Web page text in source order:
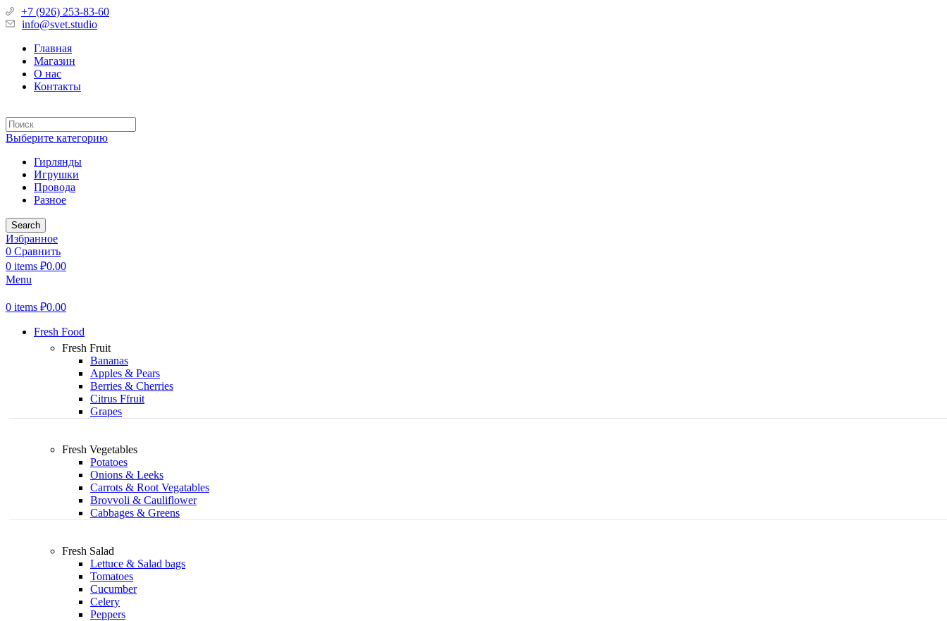
+7 (926) 253-83-60
info@svet.studio
Главная
Магазин
О нас
Контакты
Выберите категорию
Гирлянды
Игрушки
Провода
Разное
Search
Избранное
0 Сравнить
0 items ₽0.00
Menu
0 items ₽0.00
Fresh Food
Fresh Fruit
Bananas
Apples & Pears
Berries & Cherries
Citrus Ffruit
Grapes
Fresh Vegetables
Potatoes
Onions & Leeks
Carrots & Root Vegatables
Brovvoli & Cauliflower
Cabbages & Greens
Fresh Salad
Lettuce & Salad bags
Tomatoes
Cucumber
Celery
Peppers